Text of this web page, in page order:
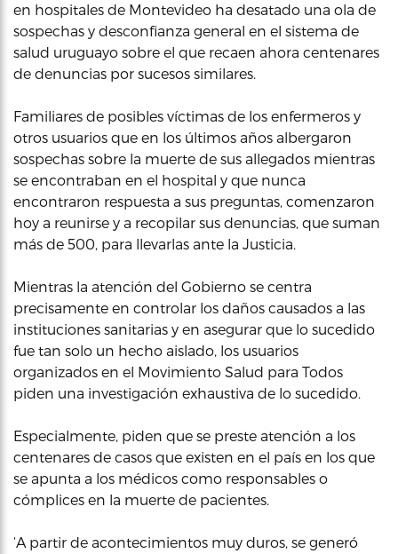
en hospitales de Montevideo ha desatado una ola de
sospechas y desconfianza general en el sistema de
salud uruguayo sobre el que recaen ahora centenares
de denuncias por sucesos similares.
Familiares de posibles víctimas de los enfermeros y
otros usuarios que en los últimos años albergaron
sospechas sobre la muerte de sus allegados mientras
se encontraban en el hospital y que nunca
encontraron respuesta a sus preguntas, comenzaron
hoy a reunirse y a recopilar sus denuncias, que suman
más de 500, para llevarlas ante la Justicia.
Mientras la atención del Gobierno se centra
precisamente en controlar los daños causados a las
instituciones sanitarias y en asegurar que lo sucedido
fue tan solo un hecho aislado, los usuarios
organizados en el Movimiento Salud para Todos
piden una investigación exhaustiva de lo sucedido.
Especialmente, piden que se preste atención a los
centenares de casos que existen en el país en los que
se apunta a los médicos como responsables o
cómplices en la muerte de pacientes.
‘A partir de acontecimientos muy duros, se generó